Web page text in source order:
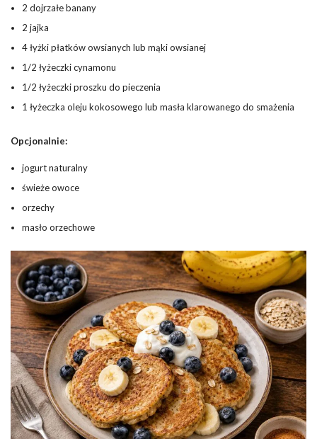
2 dojrzałe banany
2 jajka
4 łyżki płatków owsianych lub mąki owsianej
1/2 łyżeczki cynamonu
1/2 łyżeczki proszku do pieczenia
1 łyżeczka oleju kokosowego lub masła klarowanego do smażenia
Opcjonalnie:
jogurt naturalny
świeże owoce
orzechy
masło orzechowe